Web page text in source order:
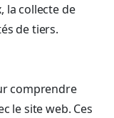
la collecte de
de tiers.
comprendre
le site web. Ces